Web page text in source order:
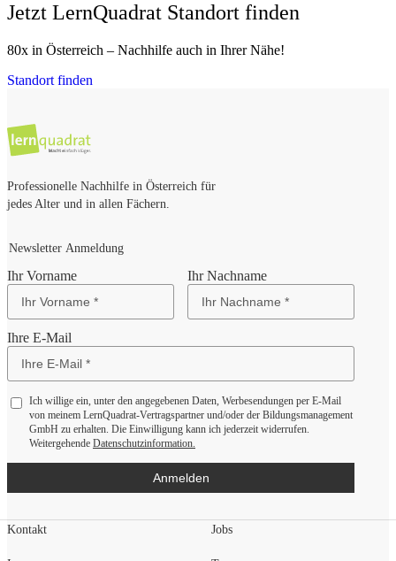
Jetzt LernQuadrat Standort finden
80x in Österreich – Nachhilfe auch in Ihrer Nähe!
Standort finden
Professionelle Nachhilfe in Österreich für
jedes Alter und in allen Fächern.
Newsletter Anmeldung
Ihr Vorname Ihr Nachname
Ihre E-Mail
Ich willige ein, unter den angegebenen Daten, Werbesendungen per E-Mail
von meinem LernQuadrat-Vertragspartner und/oder der Bildungsmanagement
GmbH zu erhalten. Die Einwilligung kann ich jederzeit widerrufen.
Weitergehende Datenschutzinformation.
Anmelden
Kontakt Jobs